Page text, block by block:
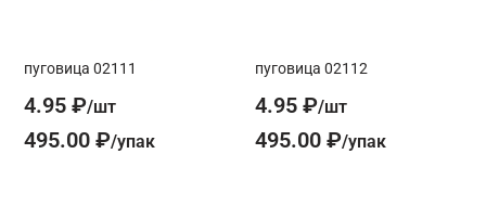
пуговица 02111
4.95 ₽
495.00 ₽
пуговица 02112
4.95 ₽
495.00 ₽